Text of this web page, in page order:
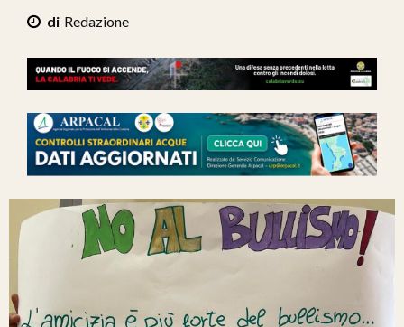
Mix ZoneRedazione